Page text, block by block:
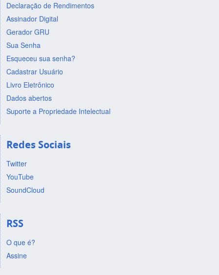
Declaração de Rendimentos
Assinador Digital
Gerador GRU
Sua Senha
Esqueceu sua senha?
Cadastrar Usuário
Livro Eletrônico
Dados abertos
Suporte a Propriedade Intelectual
Redes Sociais
Twitter
YouTube
SoundCloud
RSS
O que é?
Assine